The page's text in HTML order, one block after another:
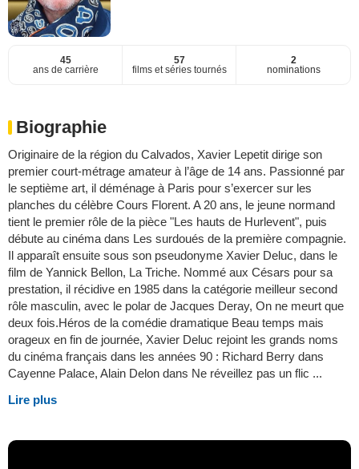
45
ans de carrière
57
films et séries tournés
2
nominations
Biographie
Originaire de la région du Calvados, Xavier Lepetit dirige son
premier court-métrage amateur à l’âge de 14 ans. Passionné par
le septième art, il déménage à Paris pour s’exercer sur les
planches du célèbre Cours Florent. A 20 ans, le jeune normand
tient le premier rôle de la pièce "Les hauts de Hurlevent", puis
débute au cinéma dans Les surdoués de la première compagnie.
Il apparaît ensuite sous son pseudonyme Xavier Deluc, dans le
film de Yannick Bellon, La Triche. Nommé aux Césars pour sa
prestation, il récidive en 1985 dans la catégorie meilleur second
rôle masculin, avec le polar de Jacques Deray, On ne meurt que
deux fois.Héros de la comédie dramatique Beau temps mais
orageux en fin de journée, Xavier Deluc rejoint les grands noms
du cinéma français dans les années 90 : Richard Berry dans
Cayenne Palace, Alain Delon dans Ne réveillez pas un flic ...
Lire plus